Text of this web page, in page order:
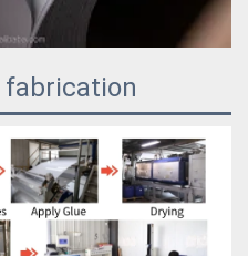
fabrication